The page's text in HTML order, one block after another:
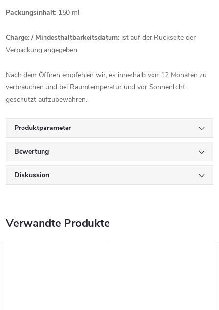
Packungsinhalt: 150 ml
Charge: / Mindesthaltbarkeitsdatum: ist auf der Rückseite der
Verpackung angegeben
Nach dem Öffnen empfehlen wir, es innerhalb von 12 Monaten zu
verbrauchen und bei Raumtemperatur und vor Sonnenlicht
geschützt aufzubewahren.
Produktparameter
Bewertung
Diskussion
Verwandte Produkte